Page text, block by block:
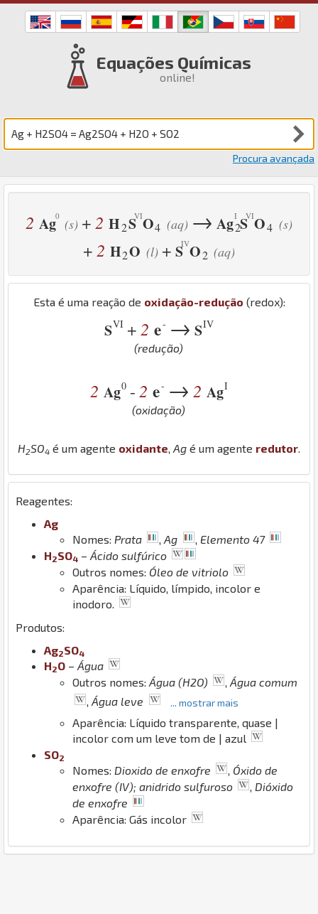
Equações Químicas
online!
Procura avançada
2 Ag (s) + 2 H2S O4 (aq) → Ag2S O4 (s)
+ 2 H2O (l) + S O2 (aq)
Esta é uma reação de oxidação-redução (redox):
SVI + 2 e- → SIV
(redução)
2 Ag0 - 2 e- → 2 AgI
(oxidação)
H2SO4 é um agente oxidante Ag é um agente redutor
Reagentes:
Ag
Nomes: Prata ,Ag
Elemento 47
H2SO4 – Ácido sulfúrico
Outros nomes: Óleo de vitriolo
Aparência: Líquido, límpido, incolor e
inodoro.
Produtos:
Ag2SO4
H2O – Água
Outros nomes: Água (H2O) ,Água comum
,Água leve ... mostrar mais
Aparência: Líquido transparente, quase |
incolor com um leve tom de | azul
SO2
Nomes: Dioxido de enxofre , Óxido de
enxofre (IV); anidrido sulfuroso
, Dióxido
de enxofre
Aparência: Gás incolor